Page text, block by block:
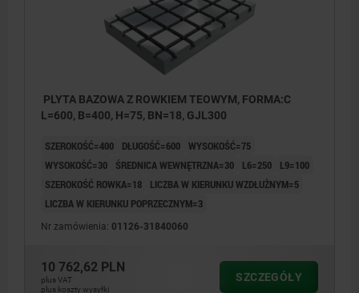
PLYTA BAZOWA Z ROWKIEM TEOWYM, FORMA:C
L=600, B=400, H=75, BN=18, GJL300
SZEROKOŚĆ=400 DŁUGOŚĆ=600 WYSOKOŚĆ=75
WYSOKOŚĆ=30
ŚREDNICA WEWNĘTRZNA=30 L6=250
L9=100
SZEROKOŚĆ ROWKA=18
LICZBA W KIERUNKU WZDŁUŻNYM=5
LICZBA W KIERUNKU POPRZECZNYM=3
Nr zamówienia: 01126-31840060
10 762,62 PLN
plus VAT
plus koszty wysyłki
SZCZEGÓŁY